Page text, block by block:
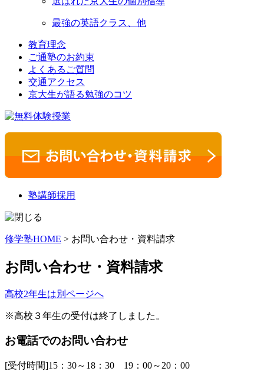
最強の英語クラス、他
教育理念
ご通塾のお約束
よくあるご質問
交通アクセス
京大生が語る勉強のコツ
塾講師採用
修学塾HOME > お問い合わせ・資料請求
お問い合わせ・資料請求
高校2年生は別ページへ
※高校３年生の受付は終了しました。
お電話でのお問い合わせ
[受付時間]15：30～18：30 19：00～20：00